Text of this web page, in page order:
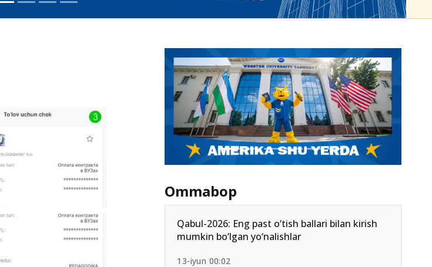
Ommabop
Qabul-2026: Eng past o‘tish ballari bilan kirish
mumkin bo‘lgan yo‘nalishlar
13-iyun 00:02